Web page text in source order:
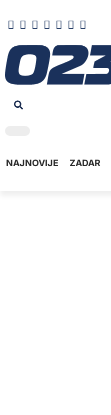
NAJNOVIJE ZADAR